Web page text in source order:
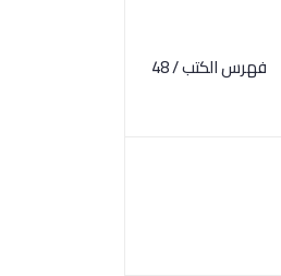
فهرس الكتب / 48